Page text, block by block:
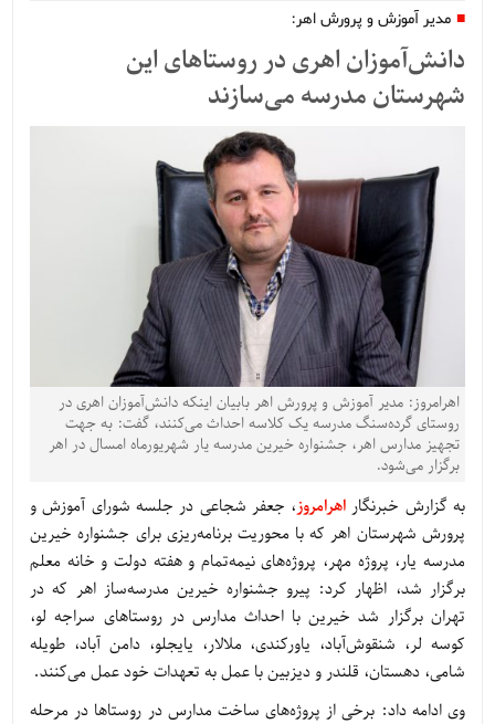
مدیر آموزش و پرورش اهر:
دانش‌آموزان اهری در روستاهای این
شهرستان مدرسه می‌سازند
اهرامروز: مدیر آموزش و پرورش اهر بابیان اینکه دانش‌آموزان اهری در
روستای گرده‌سنگ مدرسه یک کلاسه احداث می‌کنند، گفت: به جهت
تجهیز مدارس اهر، جشنواره خیرین مدرسه یار شهریورماه امسال در اهر
برگزار می‌شود.
به گزارش خبرنگار اهرامروز، جعفر شجاعی در جلسه شورای آموزش و
پرورش شهرستان اهر که با محوریت برنامه‌ریزی برای جشنواره خیرین
مدرسه یار، پروژه مهر، پروژه‌های نیمه‌تمام و هفته دولت و خانه معلم
برگزار شد، اظهار کرد: پیرو جشنواره خیرین مدرسه‌ساز اهر که در
تهران برگزار شد خیرین با احداث مدارس در روستاهای سراجه لو،
کوسه لر، شنقوش‌آباد، یاورکندی، ملالار، یایجلو، دامن آباد، طویله
شامی، دهستان، قلندر و دیزبین با عمل به تعهدات خود عمل می‌کنند.
وی ادامه داد: برخی از پروژه‌های ساخت مدارس در روستاها در مرحله